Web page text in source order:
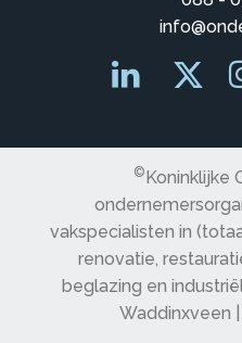
©Koninklijke
vakspecialisten in
renovatie,
beglazing en
Waddinxveen